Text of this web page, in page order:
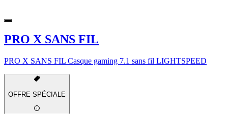
PRO X SANS FIL
PRO X SANS FIL Casque gaming 7.1 sans fil LIGHTSPEED
OFFRE SPÉCIALE